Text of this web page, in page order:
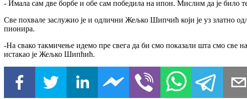
- Имала сам две борбе и обе сам победила на ипон. Мислим да је било
Све похвале заслужио је и одлични Жељко Шипчић који је уз златно
пионира.
-На свако такмичење идемо пре свега да би смо показали шта смо све
истакао је Жељко Шипћић.